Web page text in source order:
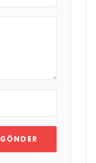
GÖNDER